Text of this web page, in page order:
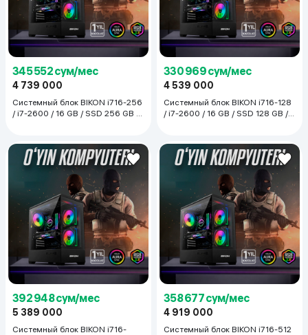
345 552 сум/мес
4 739 000
Системный блок BIKON i716-256
/ i7-2600 / 16 GB / SSD 256 GB /
330 969 сум/мес
4 539 000
Системный блок BIKON i716-128
/ i7-2600 / 16 GB / SSD 128 GB /
392 948 сум/мес
5 389 000
Системный блок BIKON i716-
358 677 сум/мес
4 919 000
Системный блок BIKON i716-512